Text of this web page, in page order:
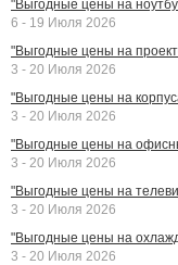
"Выгодные цены на
6 - 19 Июля 2026
"Выгодные цены на
3 - 20 Июля 2026
"Выгодные цены на
3 - 20 Июля 2026
"Выгодные цены на
3 - 20 Июля 2026
"Выгодные цены на
3 - 20 Июля 2026
"Выгодные цены на
3 - 20 Июля 2026